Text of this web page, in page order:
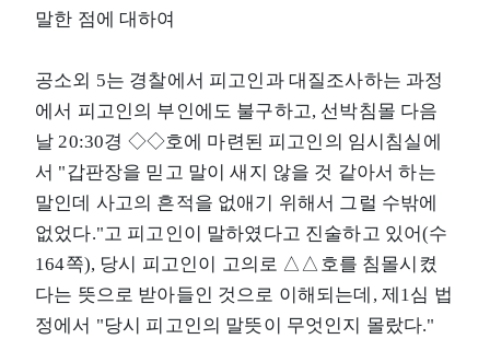
말한 점에 대하여
공소외 5는 경찰에서 피고인과 대질조사하는 과정
에서 피고인의 부인에도 불구하고, 선박침몰 다음
날 20:30경 ◇◇호에 마련된 피고인의 임시침실에
서 "갑판장을 믿고 말이 새지 않을 것 같아서 하는
말인데 사고의 흔적을 없애기 위해서 그럴 수밖에
없었다."고 피고인이 말하였다고 진술하고 있어(수
164쪽), 당시 피고인이 고의로 △△호를 침몰시켰
다는 뜻으로 받아들인 것으로 이해되는데, 제1심 법
정에서 "당시 피고인의 말뜻이 무엇인지 몰랐다."